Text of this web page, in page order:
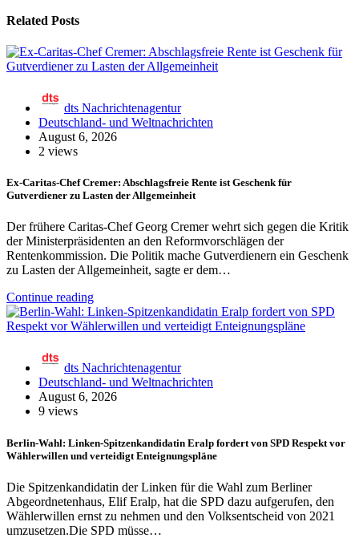
Related Posts
dts Nachrichtenagentur
Deutschland- und Weltnachrichten
August 6, 2026
2 views
Ex-Caritas-Chef Cremer: Abschlagsfreie Rente ist Geschenk für
Gutverdiener zu Lasten der Allgemeinheit
Der frühere Caritas-Chef Georg Cremer wehrt sich gegen die Kritik
der Ministerpräsidenten an den Reformvorschlägen der
Rentenkommission. Die Politik mache Gutverdienern ein Geschenk
zu Lasten der Allgemeinheit, sagte er dem…
Continue reading
dts Nachrichtenagentur
Deutschland- und Weltnachrichten
August 6, 2026
9 views
Berlin-Wahl: Linken-Spitzenkandidatin Eralp fordert von SPD Respekt vor
Wählerwillen und verteidigt Enteignungspläne
Die Spitzenkandidatin der Linken für die Wahl zum Berliner
Abgeordnetenhaus, Elif Eralp, hat die SPD dazu aufgerufen, den
Wählerwillen ernst zu nehmen und den Volksentscheid von 2021
umzusetzen.Die SPD müsse…